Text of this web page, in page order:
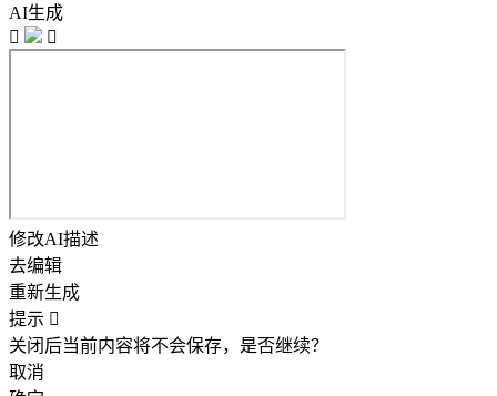
AI生成


修改AI描述
去编辑
重新生成
提示 
关闭后当前内容将不会保存，是否继续？
取消